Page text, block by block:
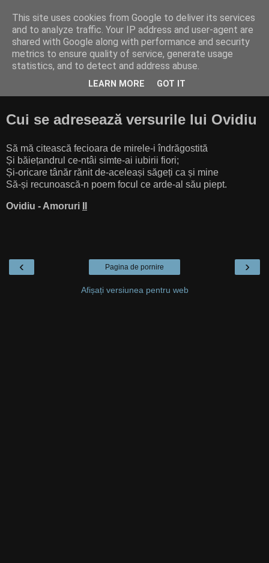
Cititor amator
"Finally, from so little sleeping and so much reading, his
brain dried up and he went completely out of his mind.”
(Miguel de Cervantes Saavedra, Don Quixote)
Cui se adresează versurile lui Ovidiu
Să mă citească fecioara de mirele-i îndrăgostită
Și băiețandrul ce-ntâi simte-ai iubirii fiori;
Și-oricare tânăr rănit de-aceleași săgeți ca și mine
Să-și recunoască-n poem focul ce arde-al său piept.
Ovidiu - Amoruri
‹ ›
Pagina de pornire
Afișați versiunea pentru web
This site uses cookies from Google to deliver its services
and to analyze traffic. Your IP address and user-agent are
shared with Google along with performance and security
metrics to ensure quality of service, generate usage
statistics, and to detect and address abuse.
LEARN MORE GOT IT